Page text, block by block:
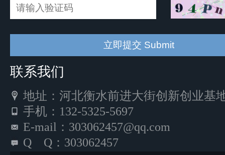
联系我们
地址：河北衡水前进大街创新创业基
手机：132-5325-5697
E-mail：303062457@qq.com
Q Q：303062457